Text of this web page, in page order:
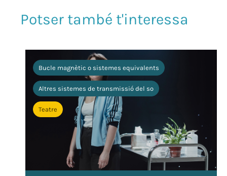
Bucle magnètic o sistemes equivalents
Altres sistemes de transmissió del so
Teatre